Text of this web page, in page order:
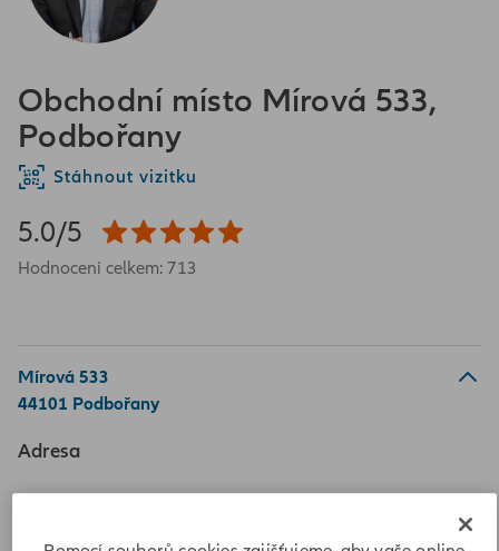
Obchodní místo Mírová 533,
Podbořany
Stáhnout vizitku
5.0/5
Hodnocení celkem: 713
Mírová 533
44101 Podbořany
Adresa